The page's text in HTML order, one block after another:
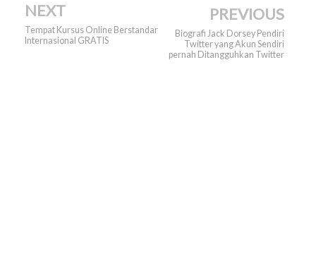
NEXT
Tempat Kursus Online Berstandar
Internasional GRATIS
PREVIOUS
Biografi Jack Dorsey Pendiri
Twitter yang Akun Sendiri
pernah Ditangguhkan Twitter